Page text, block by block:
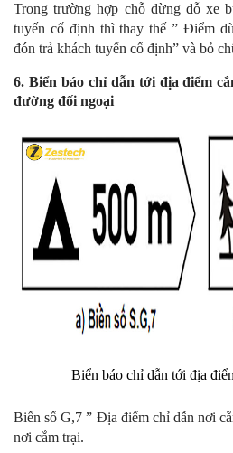
Trong trường hợp chỗ dừng đỗ xe
tuyến cố định thì thay thế ” Điểm
đón trả khách tuyến cố định” và bỏ
6. Biển báo chỉ dẫn tới địa điểm
đường đối ngoại
Biển báo chỉ dẫn tới địa
Biển số G,7 ” Địa điểm chỉ dẫn nơi
nơi cắm trại.